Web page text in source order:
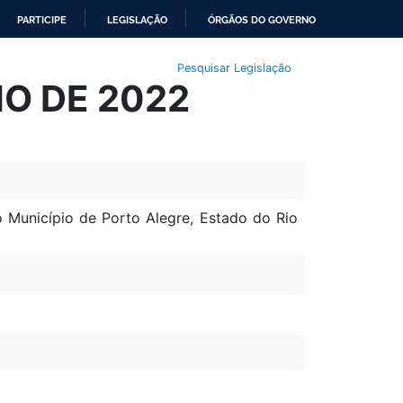
PARTICIPE LEGISLAÇÃO ÓRGÃOS DO GOVERNO
Pesquisar Legislação
DE 2022
Município de Porto Alegre, Estado do Rio